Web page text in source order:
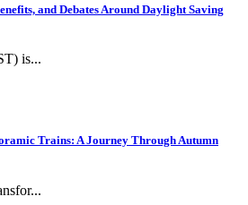
and Debates Around Daylight Saving
is...
Trains: A Journey Through Autumn